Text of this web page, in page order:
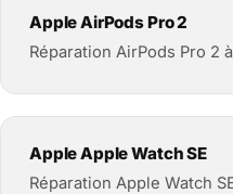
Apple AirPods Pro 2
Réparation AirPods Pro 2
Apple Apple Watch SE
Réparation Apple Watch